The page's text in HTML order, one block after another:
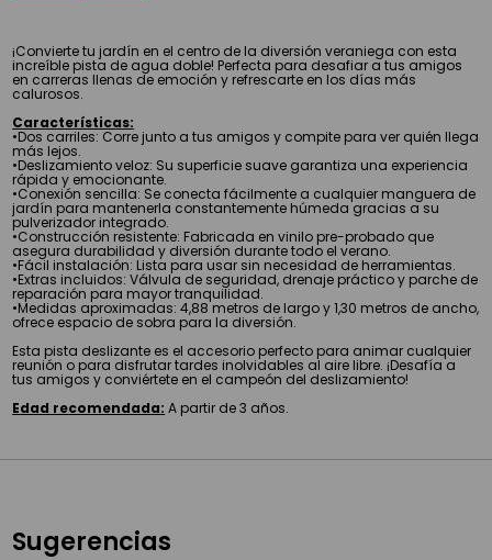
¡Convierte tu jardín en el centro de la diversión veraniega con esta
increíble pista de agua doble! Perfecta para desafiar a tus amigos
en carreras llenas de emoción y refrescarte en los días más
calurosos.
Características:
•Dos carriles: Corre junto a tus amigos y compite para ver quién llega
más lejos.
•Deslizamiento veloz: Su superficie suave garantiza una experiencia
rápida y emocionante.
•Conexión sencilla: Se conecta fácilmente a cualquier manguera de
jardín para mantenerla constantemente húmeda gracias a su
pulverizador integrado.
•Construcción resistente: Fabricada en vinilo pre-probado que
asegura durabilidad y diversión durante todo el verano.
•Fácil instalación: Lista para usar sin necesidad de herramientas.
•Extras incluidos: Válvula de seguridad, drenaje práctico y parche de
reparación para mayor tranquilidad.
•Medidas aproximadas: 4,88 metros de largo y 1,30 metros de ancho,
ofrece espacio de sobra para la diversión.
Esta pista deslizante es el accesorio perfecto para animar cualquier
reunión o para disfrutar tardes inolvidables al aire libre. ¡Desafía a
tus amigos y conviértete en el campeón del deslizamiento!
Edad recomendada: A partir de 3 años.
Sugerencias